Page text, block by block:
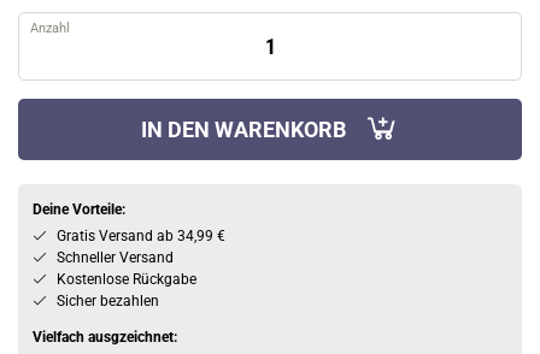
Anzahl
IN DEN WARENKORB
Deine Vorteile:
Gratis Versand ab 34,99 €
Schneller Versand
Kostenlose Rückgabe
Sicher bezahlen
Vielfach ausgzeichnet: